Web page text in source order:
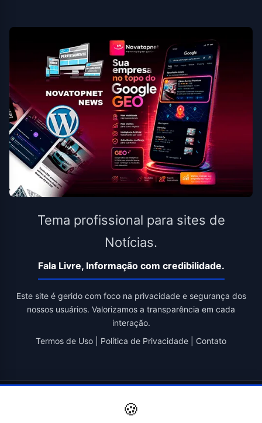
Tema profissional para sites de
Notícias.
Fala Livre, Informação com credibilidade.
Este site é gerido com foco na privacidade e segurança dos
nossos usuários. Valorizamos a transparência em cada
interação.
Termos de Uso
Política de Privacidade Contato
Novatopnet
🍪